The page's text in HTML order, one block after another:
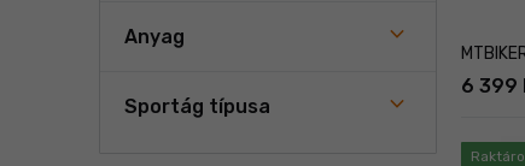
Anyag
Sportág típusa
6 399